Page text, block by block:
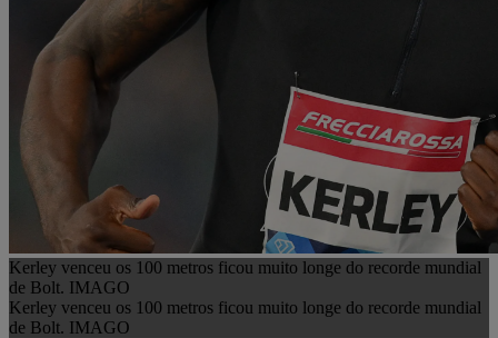
Kerley venceu os 100 metros ficou muito longe do recorde mundial
de Bolt. IMAGO
Kerley venceu os 100 metros ficou muito longe do recorde mundial
de Bolt. IMAGO